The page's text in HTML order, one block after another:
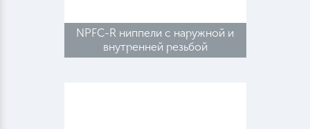
NPFC-R ниппели с наружной и
внутренней резьбой